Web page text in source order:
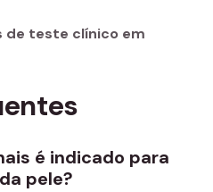
de teste clínico em
é indicado para
pele?